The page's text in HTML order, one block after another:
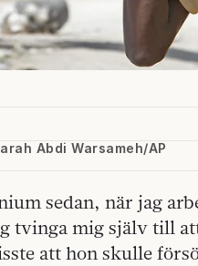
Abdi Warsameh/AP
sedan, när jag
tvinga mig själv till
att hon skulle